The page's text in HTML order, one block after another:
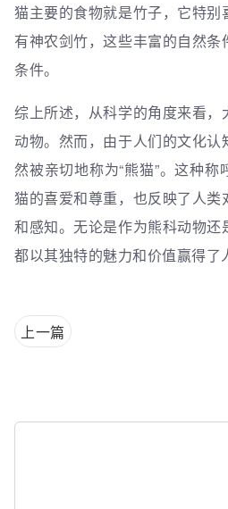
猫主要的食物就是竹子，它特
有神农剑竹，这些丰富的自然
条件。
综上所述，从科学的角度来看
动物。然而，由于人们的文化
然被亲切地称为“熊猫”。这种
猫的喜爱和尊重，也反映了人
和感知。无论是作为熊科动物
都以其独特的魅力和价值赢得了
上一篇